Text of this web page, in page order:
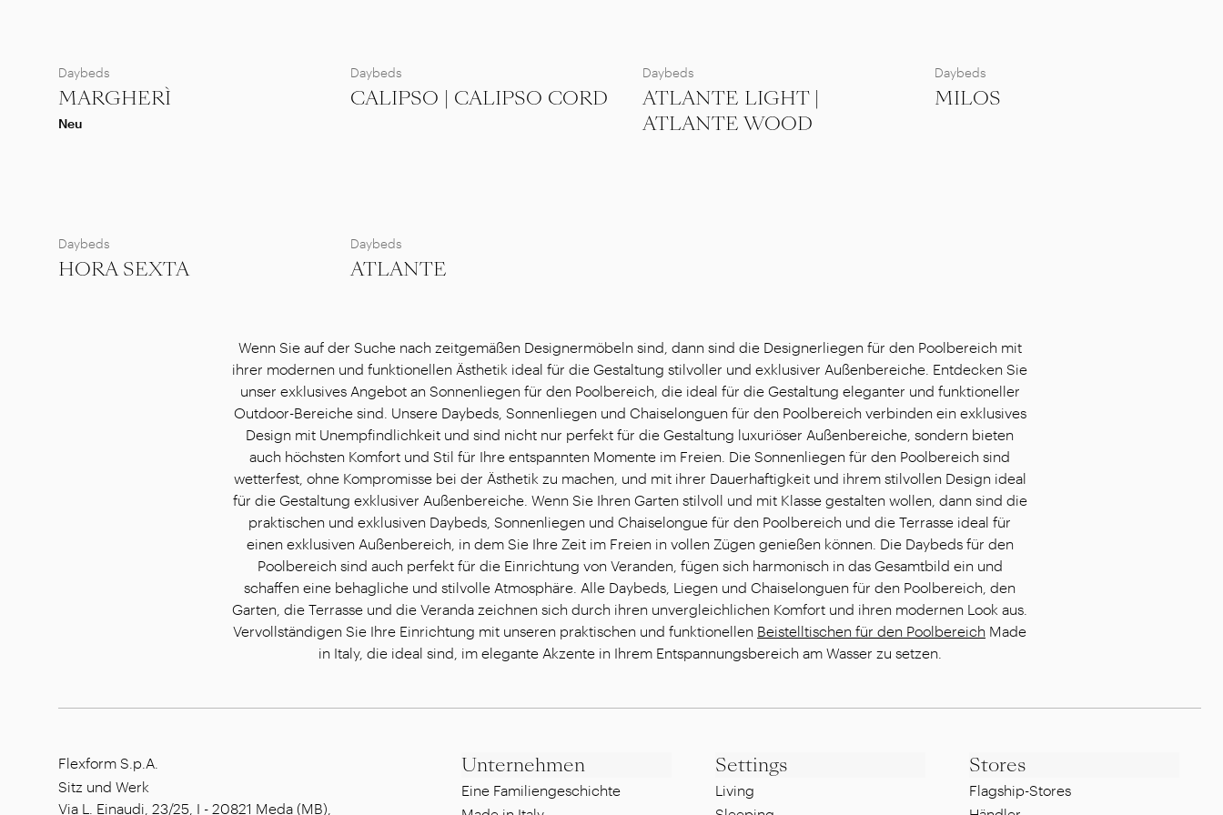
Daybeds
MARGHERÌ
Neu
Daybeds
CALIPSO | CALIPSO CORD
Daybeds
ATLANTE LIGHT |
ATLANTE WOOD
Daybeds
MILOS
Daybeds
HORA SEXTA
Daybeds
ATLANTE
Wenn Sie auf der Suche nach zeitgemäßen Designermöbeln sind, dann sind die Designerliegen für den Poolbereich mit
ihrer modernen und funktionellen Ästhetik ideal für die Gestaltung stilvoller und exklusiver Außenbereiche. Entdecken Sie
unser exklusives Angebot an Sonnenliegen für den Poolbereich, die ideal für die Gestaltung eleganter und funktioneller
Outdoor-Bereiche sind. Unsere Daybeds, Sonnenliegen und Chaiselonguen für den Poolbereich verbinden ein exklusives
Design mit Unempfindlichkeit und sind nicht nur perfekt für die Gestaltung luxuriöser Außenbereiche, sondern bieten
auch höchsten Komfort und Stil für Ihre entspannten Momente im Freien. Die Sonnenliegen für den Poolbereich sind
wetterfest, ohne Kompromisse bei der Ästhetik zu machen, und mit ihrer Dauerhaftigkeit und ihrem stilvollen Design ideal
für die Gestaltung exklusiver Außenbereiche. Wenn Sie Ihren Garten stilvoll und mit Klasse gestalten wollen, dann sind die
praktischen und exklusiven Daybeds, Sonnenliegen und Chaiselongue für den Poolbereich und die Terrasse ideal für
einen exklusiven Außenbereich, in dem Sie Ihre Zeit im Freien in vollen Zügen genießen können. Die Daybeds für den
Poolbereich sind auch perfekt für die Einrichtung von Veranden, fügen sich harmonisch in das Gesamtbild ein und
schaffen eine behagliche und stilvolle Atmosphäre. Alle Daybeds, Liegen und Chaiselonguen für den Poolbereich, den
Garten, die Terrasse und die Veranda zeichnen sich durch ihren unvergleichlichen Komfort und ihren modernen Look aus.
Vervollständigen Sie Ihre Einrichtung mit unseren praktischen und funktionellen Beistelltischen für den Poolbereich Made
in Italy, die ideal sind, im elegante Akzente in Ihrem Entspannungsbereich am Wasser zu setzen.
Flexform S.p.A.
Sitz und Werk
Via L. Einaudi, 23/25, I - 20821 Meda (MB),
Unternehmen
Eine Familiengeschichte
Settings
Living
Stores
Flagship-Stores